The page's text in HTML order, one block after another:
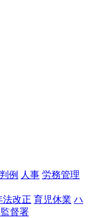
例 人事 労務管理
法改正 育児休業 ハ
督署